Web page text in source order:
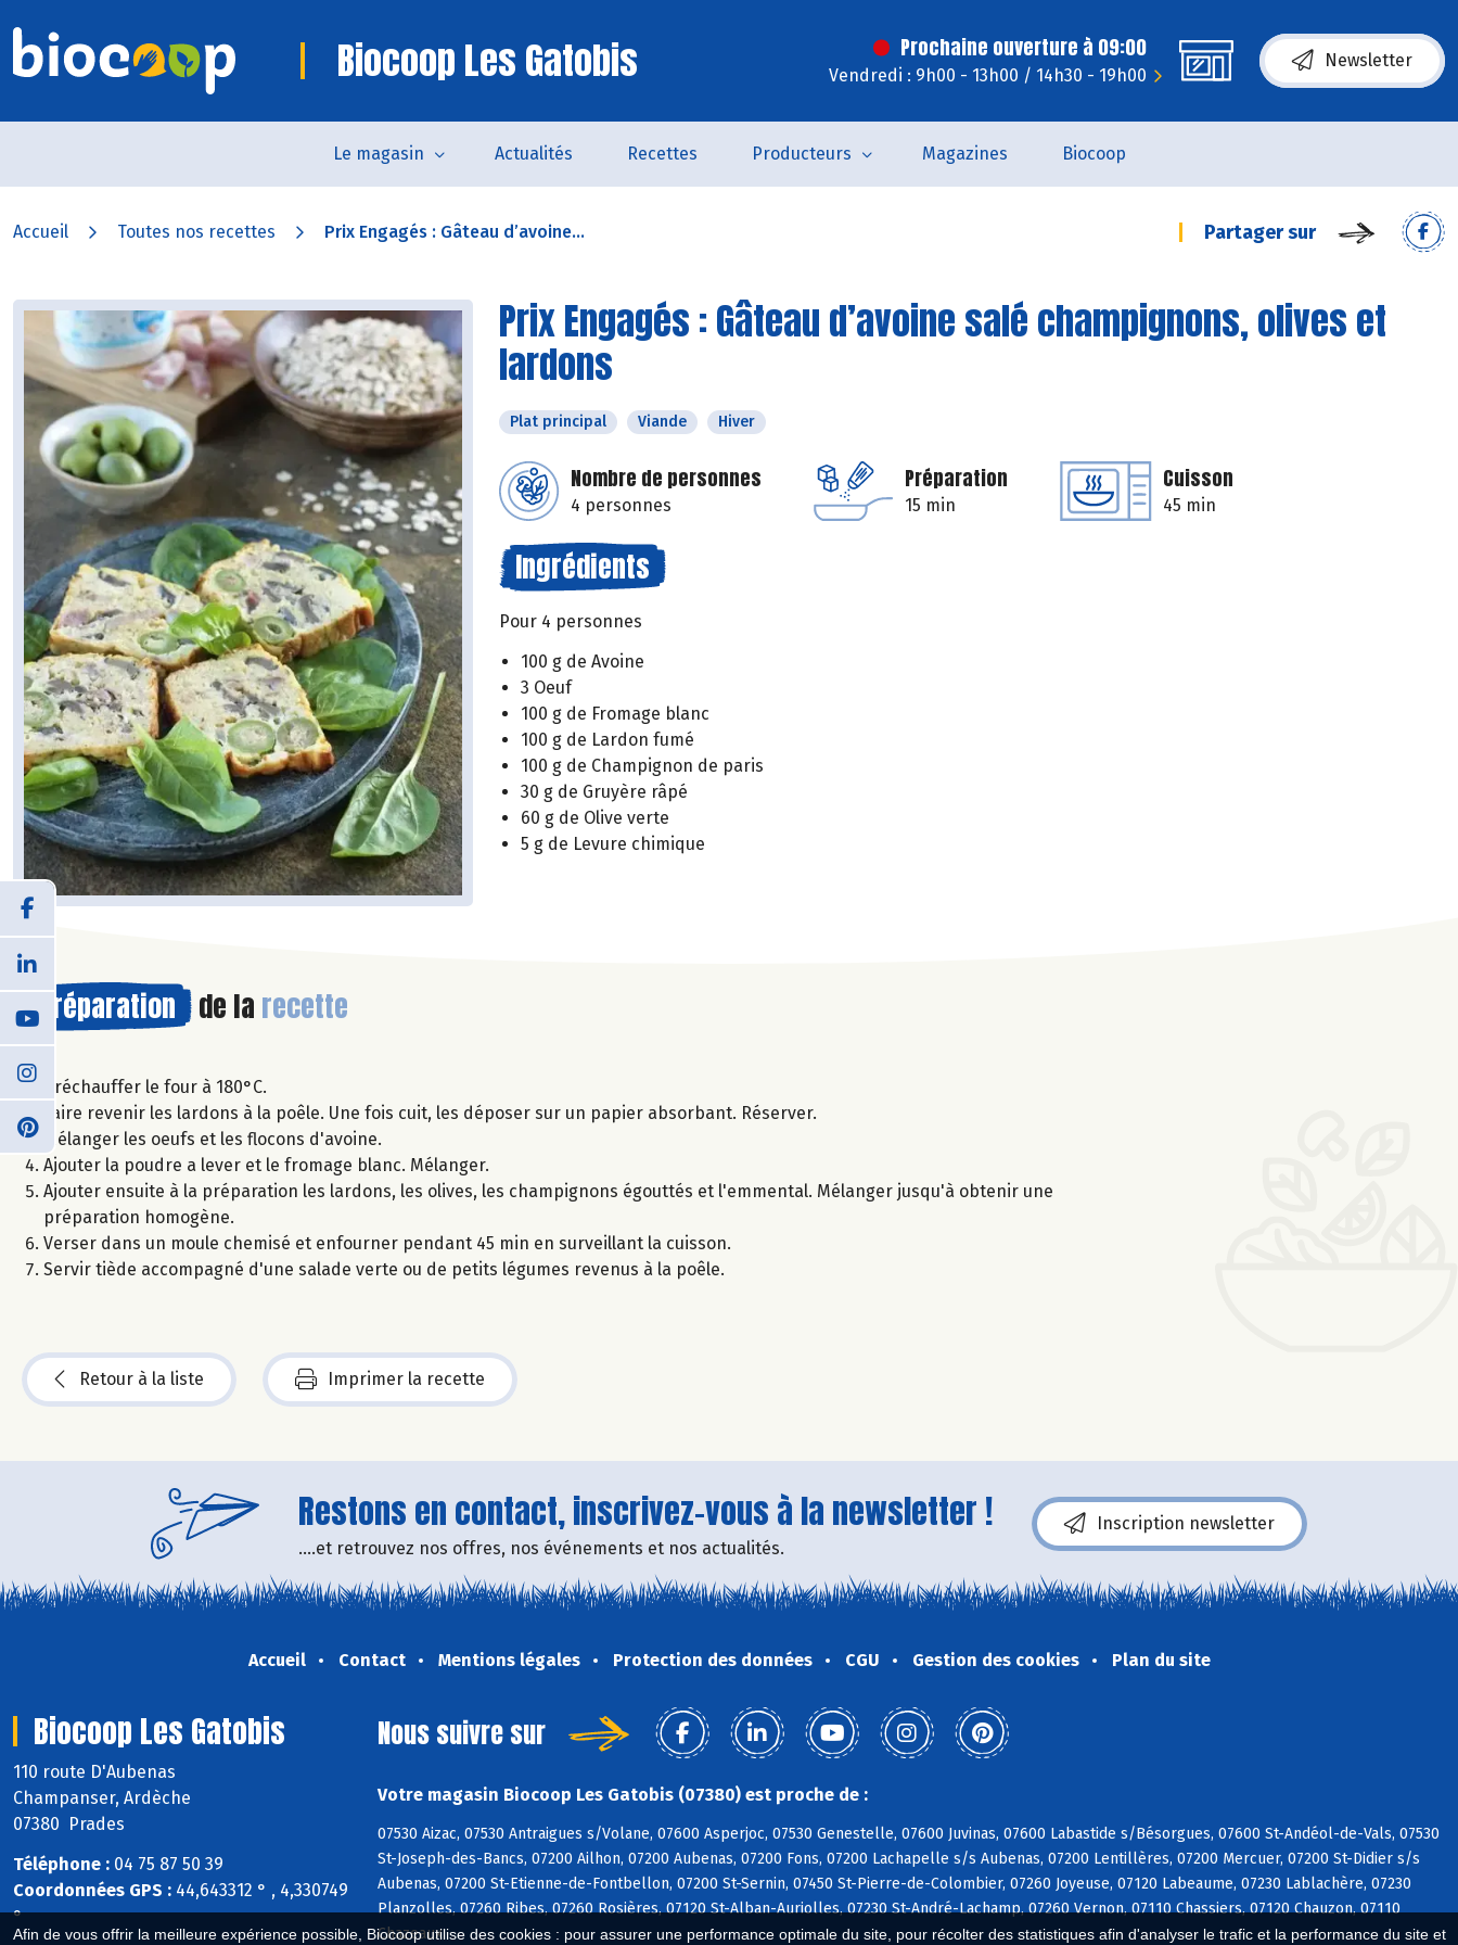
Afin de vous offrir la meilleure expérience possible, Biocoop utilise des cookies : pour assurer une performance optimale du site, pour récolter des statistiques afin d'analyser le trafic et la performance du site et
Biocoop Les Gatobis Prochaine ouverture à 09:00
Vendredi : 9h00 - 13h00 / 14h30 - 19h00
Newsletter
Le magasin Actualités Recettes Producteurs Magazines Biocoop
Accueil Toutes nos recettes Prix Engagés : Gâteau d’avoine... Partager sur
Prix Engagés : Gâteau d’avoine salé champignons, olives et
lardons
Plat principal Viande Hiver
Nombre de personnes
4 personnes
Préparation
15 min
Cuisson
45 min
Ingrédients
Pour 4 personnes
100 g de Avoine
3 Oeuf
100 g de Fromage blanc
100 g de Lardon fumé
100 g de Champignon de paris
30 g de Gruyère râpé
60 g de Olive verte
5 g de Levure chimique
Préparation de la recette
Préchauffer le four à 180°C.
Faire revenir les lardons à la poêle. Une fois cuit, les déposer sur un papier absorbant. Réserver.
Mélanger les oeufs et les flocons d'avoine.
Ajouter la poudre a lever et le fromage blanc. Mélanger.
Ajouter ensuite à la préparation les lardons, les olives, les champignons égouttés et l'emmental. Mélanger jusqu'à obtenir une
préparation homogène.
Verser dans un moule chemisé et enfourner pendant 45 min en surveillant la cuisson.
Servir tiède accompagné d'une salade verte ou de petits légumes revenus à la poêle.
Retour à la liste Imprimer la recette
Restons en contact, inscrivez-vous à la newsletter !
....et retrouvez nos offres, nos événements et nos actualités.
Inscription newsletter
Accueil Contact Mentions légales Protection des données CGU Gestion des cookies Plan du site
Biocoop Les Gatobis
110 route D'Aubenas
Champanser, Ardèche
07380 Prades
Téléphone : 04 75 87 50 39
Coordonnées GPS : 44,643312 ° , 4,330749
°
Nous suivre sur
Votre magasin Biocoop Les Gatobis (07380) est proche de :
07530 Aizac, 07530 Antraigues s/Volane, 07600 Asperjoc, 07530 Genestelle, 07600 Juvinas, 07600 Labastide s/Bésorgues, 07600 St-Andéol-de-Vals, 07530
St-Joseph-des-Bancs, 07200 Ailhon, 07200 Aubenas, 07200 Fons, 07200 Lachapelle s/s Aubenas, 07200 Lentillères, 07200 Mercuer, 07200 St-Didier s/s
Aubenas, 07200 St-Etienne-de-Fontbellon, 07200 St-Sernin, 07450 St-Pierre-de-Colombier, 07260 Joyeuse, 07120 Labeaume, 07230 Lablachère, 07230
Planzolles, 07260 Ribes, 07260 Rosières, 07120 St-Alban-Auriolles, 07230 St-André-Lachamp, 07260 Vernon, 07110 Chassiers, 07120 Chauzon, 07110
Chazeaux